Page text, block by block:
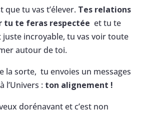
que tu vas t’élever. Tes relations
tu te feras respectée et tu te
juste incroyable, tu vas voir toute
autour de toi.
la sorte, tu envoies un messages
l’Univers : ton alignement !
dorénavant et c’est non